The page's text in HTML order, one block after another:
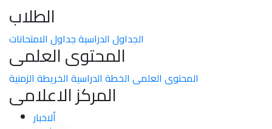
الطلاب
الجداول الدراسيةجداول الامتحانات
المحتوى العلمى
المحتوى العلمى الخطة الدراسية الخريطة الزمنية
المركز الاعلامى
ألاخبار